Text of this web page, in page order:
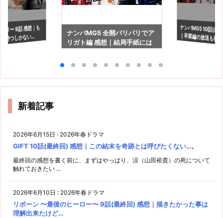
リー 9話 感想｜も
待つしかない…
ナンバMG5 全開バリバリでア
リガト編 感想｜結局手紙には
ナンバMG5 10話(最
｜卒業編の放送
苦！！
新着記事
2026年6月15日 : 2026年春ドラマ
GIFT 10話(最終回) 感想｜この結末を奇跡とは呼びたくない…。
最終回の感想を書く前に、まずはやっぱり、涼（山田裕貴）の死について
触れておきたい ...
2026年6月10日 : 2026年春ドラマ
リボーン 〜最後のヒーロー〜 9話(最終回) 感想｜描きたかった事は
理解出来たけど…